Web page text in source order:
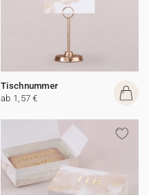
Tischnummer
ab 1,57 €